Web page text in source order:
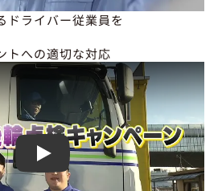
ドライバー従業員を
トへの適切な対応
Play